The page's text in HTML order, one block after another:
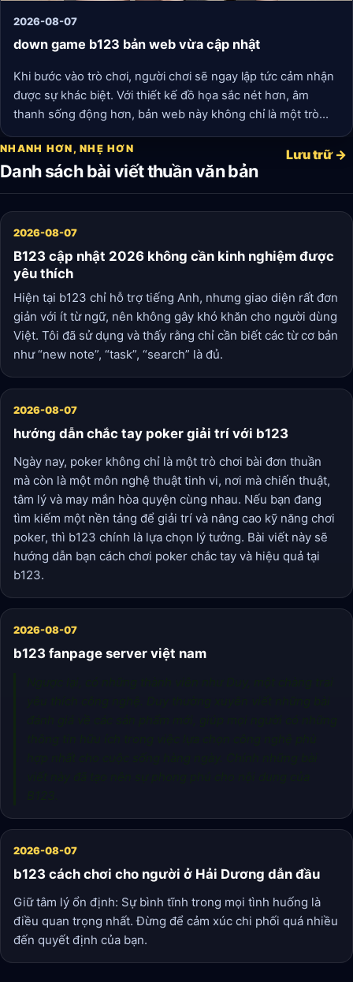
2026-08-07
down game b123 bản web vừa cập nhật
Khi bước vào trò chơi, người chơi sẽ ngay lập tức cảm nhận
được sự khác biệt. Với thiết kế đồ họa sắc nét hơn, âm
thanh sống động hơn, bản web này không chỉ là một trò
chơi, mà còn là một tác phẩm nghệ thuật. Những nhiệm vụ
trong game được cải tiến, khiến cho người chơi không thể
rời mắt. Từ những cuộc chiến ác liệt cho đến các câu đố
thông minh, sự đa dạng trong gameplay mang đến cảm
giác hồi hộp và thú vị.
NHANH HƠN, NHẸ HƠN
Danh sách bài viết thuần văn bản
Lưu trữ →
2026-08-07
B123 cập nhật 2026 không cần kinh nghiệm được
yêu thích
Hiện tại b123 chỉ hỗ trợ tiếng Anh, nhưng giao diện rất đơn
giản với ít từ ngữ, nên không gây khó khăn cho người dùng
Việt. Tôi đã sử dụng và thấy rằng chỉ cần biết các từ cơ bản
như “new note”, “task”, “search” là đủ.
2026-08-07
hướng dẫn chắc tay poker giải trí với b123
Ngày nay, poker không chỉ là một trò chơi bài đơn thuần
mà còn là một môn nghệ thuật tinh vi, nơi mà chiến thuật,
tâm lý và may mắn hòa quyện cùng nhau. Nếu bạn đang
tìm kiếm một nền tảng để giải trí và nâng cao kỹ năng chơi
poker, thì b123 chính là lựa chọn lý tưởng. Bài viết này sẽ
hướng dẫn bạn cách chơi poker chắc tay và hiệu quả tại
b123.
2026-08-07
b123 fanpage server việt nam
2026-08-07
b123 cách chơi cho người ở Hải Dương dẫn đầu
Giữ tâm lý ổn định: Sự bình tĩnh trong mọi tình huống là
điều quan trọng nhất. Đừng để cảm xúc chi phối quá nhiều
đến quyết định của bạn.